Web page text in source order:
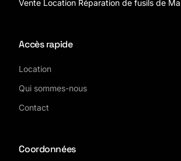
Vente Location Réparation de fusils de
Accès rapide
Location
Qui sommes-nous
Contact
Coordonnées